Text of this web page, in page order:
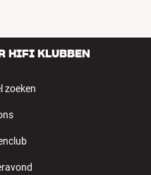
HIFI KLUBBEN
zoeken